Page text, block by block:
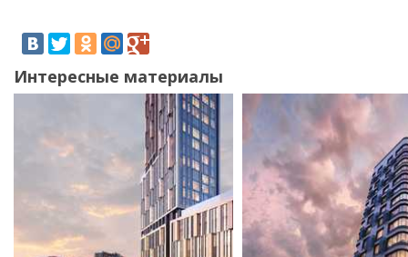
Интересные материалы